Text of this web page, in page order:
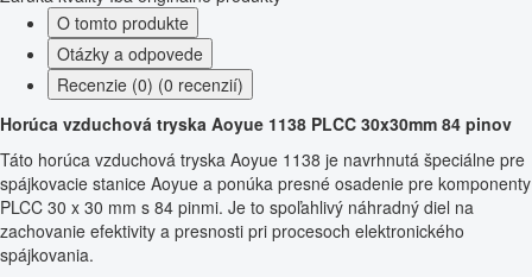
O tomto produkte
Otázky a odpovede
Recenzie (0) (0 recenzií)
Horúca vzduchová tryska Aoyue 1138 PLCC 30x30mm 84 pinov
Táto horúca vzduchová tryska Aoyue 1138 je navrhnutá špeciálne pre
spájkovacie stanice Aoyue a ponúka presné osadenie pre komponenty
PLCC 30 x 30 mm s 84 pinmi. Je to spoľahlivý náhradný diel na
zachovanie efektivity a presnosti pri procesoch elektronického
spájkovania.